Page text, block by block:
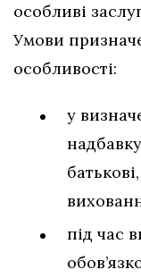
особливі
Умови
особливості:
у
під час